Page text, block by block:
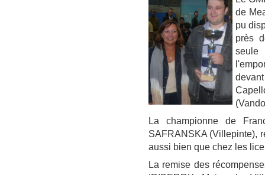
de
pu
près
La championne de
SAFRANSKA (Villepinte),
aussi bien que chez les
La remise des